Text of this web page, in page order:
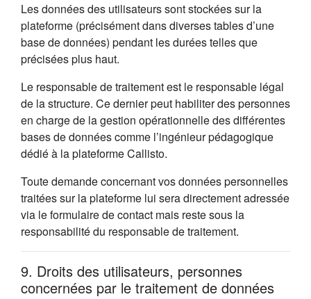
Les données des utilisateurs sont stockées sur la
plateforme (précisément dans diverses tables d’une
base de données) pendant les durées telles que
précisées plus haut.
Le responsable de traitement est le responsable légal
de la structure. Ce dernier peut habiliter des personnes
en charge de la gestion opérationnelle des différentes
bases de données comme l’ingénieur pédagogique
dédié à la plateforme Callisto.
Toute demande concernant vos données personnelles
traitées sur la plateforme lui sera directement adressée
via le formulaire de contact mais reste sous la
responsabilité du responsable de traitement.
9. Droits des utilisateurs, personnes
concernées par le traitement de données